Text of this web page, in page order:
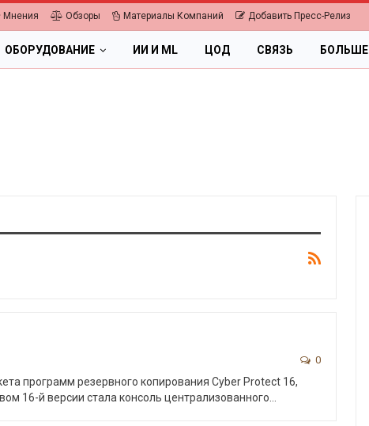
Мнения Обзоры Материалы Компаний Добавить Пресс-Релиз
ОБОРУДОВАНИЕ ИИ И ML ЦОД СВЯЗЬ БОЛЬШЕ
0
программ резервного копирования Cyber Protect 16,
16-й версии стала консоль централизованного